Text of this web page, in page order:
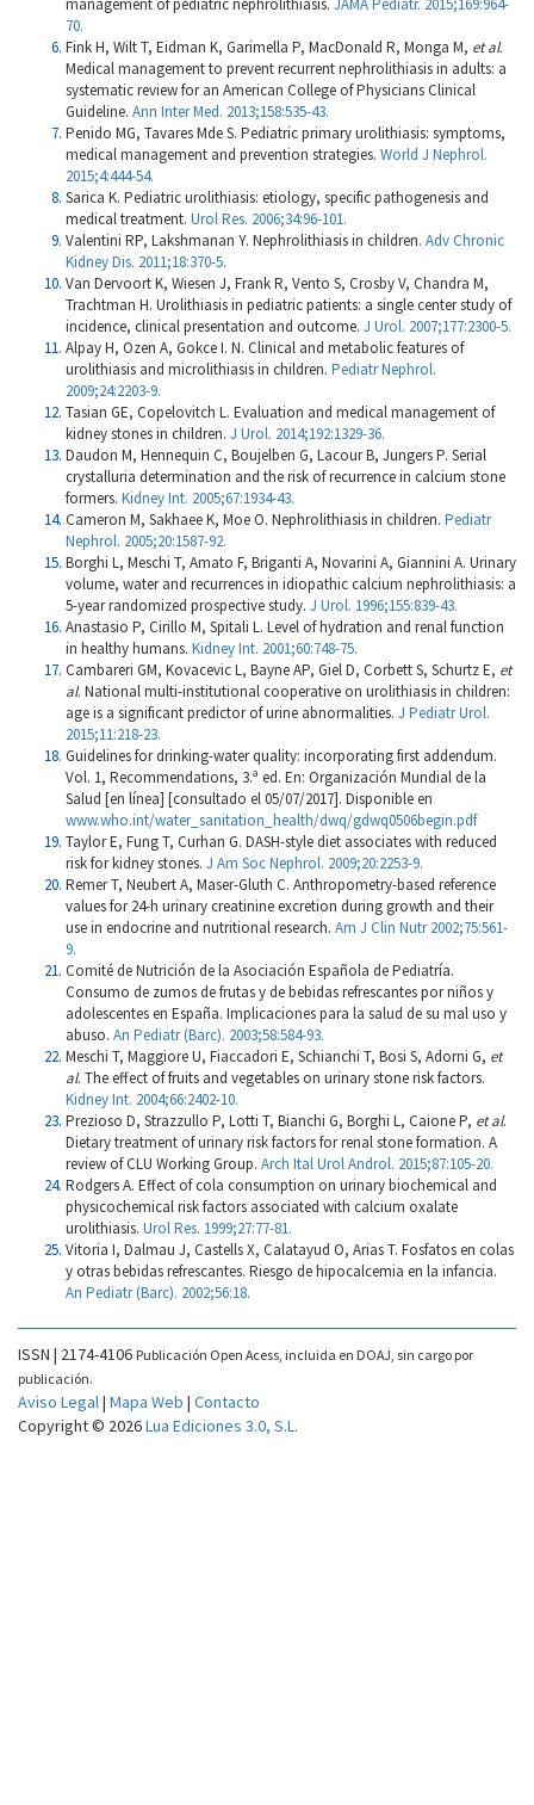
management of pediatric nephrolithiasis. JAMA Pediatr. 2015;169:964-
70.
Fink H, Wilt T, Eidman K, Garimella P, MacDonald R, Monga M, et al.
Medical management to prevent recurrent nephrolithiasis in adults: a
systematic review for an American College of Physicians Clinical
Guideline. Ann Inter Med. 2013;158:535-43.
Penido MG, Tavares Mde S. Pediatric primary urolithiasis: symptoms,
medical management and prevention strategies. World J Nephrol.
2015;4:444-54.
Sarica K. Pediatric urolithiasis: etiology, specific pathogenesis and
medical treatment. Urol Res. 2006;34:96-101.
Valentini RP, Lakshmanan Y. Nephrolithiasis in children. Adv Chronic
Kidney Dis. 2011;18:370-5.
Van Dervoort K, Wiesen J, Frank R, Vento S, Crosby V, Chandra M,
Trachtman H. Urolithiasis in pediatric patients: a single center study of
incidence, clinical presentation and outcome. J Urol. 2007;177:2300-5.
Alpay H, Ozen A, Gokce I. N. Clinical and metabolic features of
urolithiasis and microlithiasis in children. Pediatr Nephrol.
2009;24:2203-9.
Tasian GE, Copelovitch L. Evaluation and medical management of
kidney stones in children. J Urol. 2014;192:1329-36.
Daudon M, Hennequin C, Boujelben G, Lacour B, Jungers P. Serial
crystalluria determination and the risk of recurrence in calcium stone
formers. Kidney Int. 2005;67:1934-43.
Cameron M, Sakhaee K, Moe O. Nephrolithiasis in children. Pediatr
Nephrol. 2005;20:1587-92.
Borghi L, Meschi T, Amato F, Briganti A, Novarini A, Giannini A. Urinary
volume, water and recurrences in idiopathic calcium nephrolithiasis: a
5-year randomized prospective study. J Urol. 1996;155:839-43.
Anastasio P, Cirillo M, Spitali L. Level of hydration and renal function
in healthy humans. Kidney Int. 2001;60:748-75.
Cambareri GM, Kovacevic L, Bayne AP, Giel D, Corbett S, Schurtz E, et
al. National multi-institutional cooperative on urolithiasis in children:
age is a significant predictor of urine abnormalities. J Pediatr Urol.
2015;11:218-23.
Guidelines for drinking-water quality: incorporating first addendum.
Vol. 1, Recommendations, 3.ª ed. En: Organización Mundial de la
Salud [en línea] [consultado el 05/07/2017]. Disponible en
www.who.int/water_sanitation_health/dwq/gdwq0506begin.pdf
Taylor E, Fung T, Curhan G. DASH-style diet associates with reduced
risk for kidney stones. J Am Soc Nephrol. 2009;20:2253-9.
Remer T, Neubert A, Maser-Gluth C. Anthropometry-based reference
values for 24-h urinary creatinine excretion during growth and their
use in endocrine and nutritional research. Am J Clin Nutr 2002;75:561-
9.
Comité de Nutrición de la Asociación Española de Pediatría.
Consumo de zumos de frutas y de bebidas refrescantes por niños y
adolescentes en España. Implicaciones para la salud de su mal uso y
abuso. An Pediatr (Barc). 2003;58:584-93.
Meschi T, Maggiore U, Fiaccadori E, Schianchi T, Bosi S, Adorni G, et
al. The effect of fruits and vegetables on urinary stone risk factors.
Kidney Int. 2004;66:2402-10.
Prezioso D, Strazzullo P, Lotti T, Bianchi G, Borghi L, Caione P, et al.
Dietary treatment of urinary risk factors for renal stone formation. A
review of CLU Working Group. Arch Ital Urol Androl. 2015;87:105-20.
Rodgers A. Effect of cola consumption on urinary biochemical and
physicochemical risk factors associated with calcium oxalate
urolithiasis. Urol Res. 1999;27:77-81.
Vitoria I, Dalmau J, Castells X, Calatayud O, Arias T. Fosfatos en colas
y otras bebidas refrescantes. Riesgo de hipocalcemia en la infancia.
An Pediatr (Barc). 2002;56:18.
ISSN | 2174-4106 Publicación Open Acess, incluida en DOAJ, sin cargo por
publicación.
Aviso Legal| Mapa Web | Contacto
Copyright © 2026Lua Ediciones 3.0, S.L.